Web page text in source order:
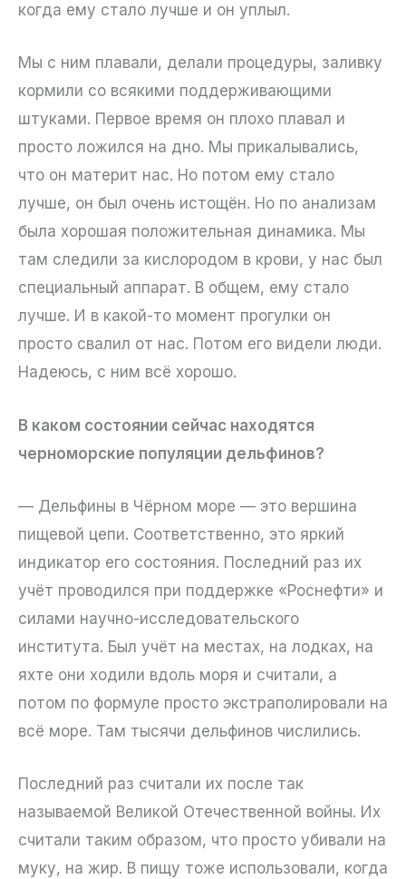
когда ему стало лучше и он уплыл.
Мы с ним плавали, делали процедуры, заливку
кормили со всякими поддерживающими
штуками. Первое время он плохо плавал и
просто ложился на дно. Мы прикалывались,
что он материт нас. Но потом ему стало
лучше, он был очень истощён. Но по анализам
была хорошая положительная динамика. Мы
там следили за кислородом в крови, у нас был
специальный аппарат. В общем, ему стало
лучше. И в какой-то момент прогулки он
просто свалил от нас. Потом его видели люди.
Надеюсь, с ним всё хорошо.
В каком состоянии сейчас находятся
черноморские популяции дельфинов?
— Дельфины в Чёрном море — это вершина
пищевой цепи. Соответственно, это яркий
индикатор его состояния. Последний раз их
учёт проводился при поддержке «Роснефти» и
силами научно-исследовательского
института. Был учёт на местах, на лодках, на
яхте они ходили вдоль моря и считали, а
потом по формуле просто экстраполировали на
всё море. Там тысячи дельфинов числились.
Последний раз считали их после так
называемой Великой Отечественной войны. Их
считали таким образом, что просто убивали на
муку, на жир. В пищу тоже использовали, когда